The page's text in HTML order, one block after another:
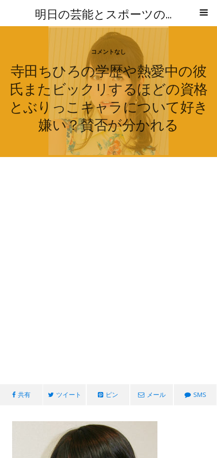
明日の芸能とスポーツの気になる話題レポ
コメントなし
寺田ちひろの学歴や熱愛中の彼
氏またビックリするほどの資格
とぶりっこキャラについて好き
嫌い？賛否が分かれる
共有 ツイート ピン メール SMS